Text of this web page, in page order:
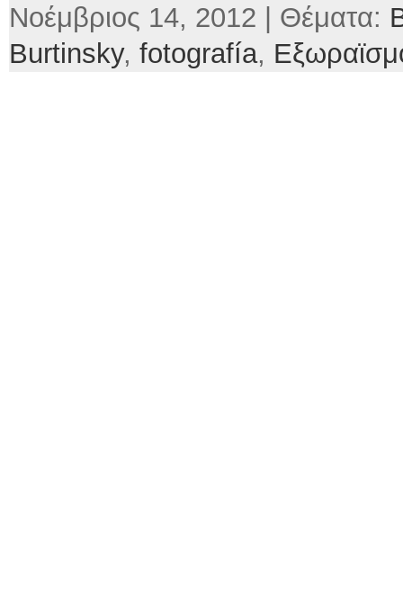
Νοέμβριος 14, 2012 | Θέματα:
Burtinsky, fotografía,